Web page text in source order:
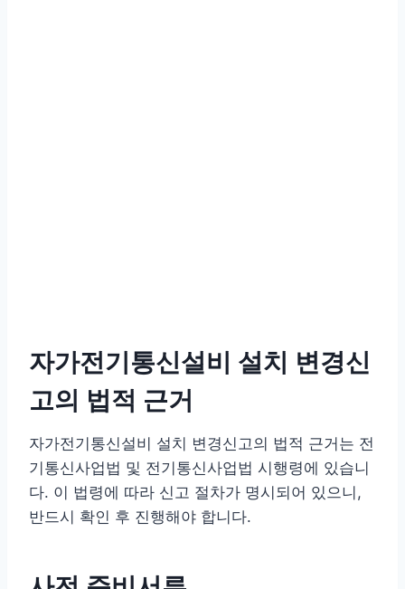
자가전기통신설비 설치 변경신
고의 법적 근거
자가전기통신설비 설치 변경신고의 법적 근거는 전
기통신사업법 및 전기통신사업법 시행령에 있습니
다. 이 법령에 따라 신고 절차가 명시되어 있으니,
반드시 확인 후 진행해야 합니다.